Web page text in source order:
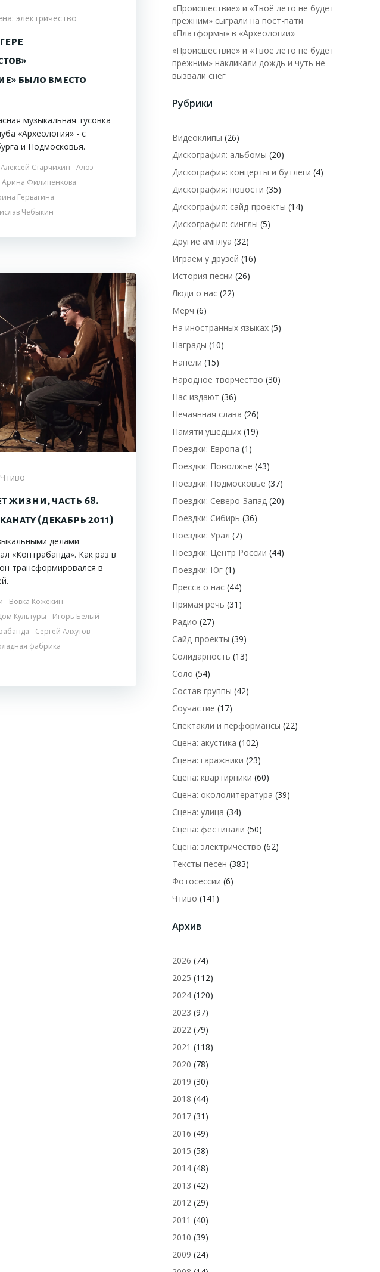
электричество
было вместо
музыкальная тусовка
«Археология» - с
и Подмосковья.
Алексей Старчихин
Алоэ
Арина Филипенкова
Гервагина
Чебыкин
Чтиво
жизни, часть 68.
(декабрь 2011)
делами
«Контрабанда». Как раз в
трансформировался в
Вовка Кожекин
Культуры
Игорь Белый
Сергей Алхутов
фабрика
«Происшествие» и «Твоё лето не будет
прежним» сыграли на пост-пати
«Платформы» в «Археологии»
«Происшествие» и «Твоё лето не будет
прежним» накликали дождь и чуть не
вызвали снег
Рубрики
Видеоклипы (26)
Дискография: альбомы (20)
Дискография: концерты и бутлеги (4)
Дискография: новости (35)
Дискография: сайд-проекты (14)
Дискография: синглы (5)
Другие амплуа (32)
Играем у друзей (16)
История песни (26)
Люди о нас (22)
Мерч (6)
На иностранных языках (5)
Награды (10)
Напели (15)
Народное творчество (30)
Нас издают (36)
Нечаянная слава (26)
Памяти ушедших (19)
Поездки: Европа (1)
Поездки: Поволжье (43)
Поездки: Подмосковье (37)
Поездки: Северо-Запад (20)
Поездки: Сибирь (36)
Поездки: Урал (7)
Поездки: Центр России (44)
Поездки: Юг (1)
Пресса о нас (44)
Прямая речь (31)
Радио (27)
Сайд-проекты (39)
Солидарность (13)
Соло (54)
Состав группы (42)
Соучастие (17)
Спектакли и перформансы (22)
Сцена: акустика (102)
Сцена: гаражники (23)
Сцена: квартирники (60)
Сцена: окололитература (39)
Сцена: улица (34)
Сцена: фестивали (50)
Сцена: электричество (62)
Тексты песен (383)
Фотосессии (6)
Чтиво (141)
Архив
2026 (74)
2025 (112)
2024 (120)
2023 (97)
2022 (79)
2021 (118)
2020 (78)
2019 (30)
2018 (44)
2017 (31)
2016 (49)
2015 (58)
2014 (48)
2013 (42)
2012 (29)
2011 (40)
2010 (39)
2009 (24)